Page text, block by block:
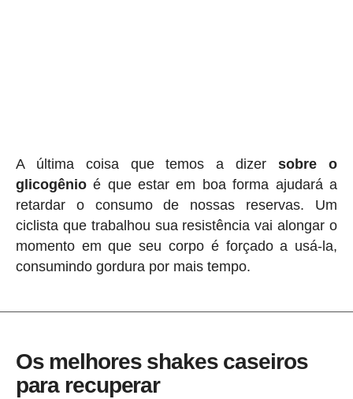
A última coisa que temos a dizersobre o
glicogênioé que estar em boa forma ajudará a
retardar o consumo de nossas reservas. Um
ciclista que trabalhou sua resistência vai alongar o
momento em que seu corpo é forçado a usá-la,
consumindo gordura por mais tempo.
Os melhores shakes caseiros
para recuperar